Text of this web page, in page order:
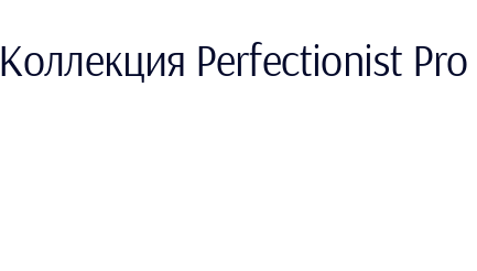
Коллекция Perfectionist Pro